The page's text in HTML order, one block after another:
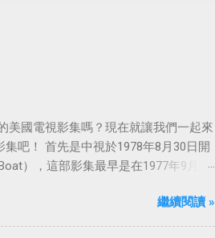
美國電視影集嗎？現在就讓我們一起來
吧！ 首先是中視於1978年8月30日開
），這部影集最早是在1977年9月24
繼續閱讀 »